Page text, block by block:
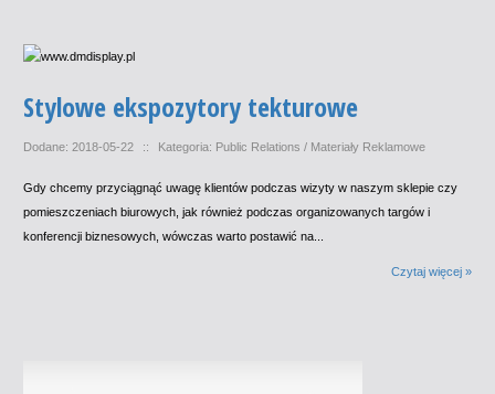
Stylowe ekspozytory tekturowe
Dodane: 2018-05-22 :: Kategoria: Public Relations / Materiały Reklamowe
Gdy chcemy przyciągnąć uwagę klientów podczas wizyty w naszym sklepie czy
pomieszczeniach biurowych, jak również podczas organizowanych targów i
konferencji biznesowych, wówczas warto postawić na...
Czytaj więcej »